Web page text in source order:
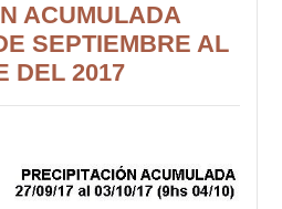
ACUMULADA
SEPTIEMBRE AL
DEL 2017